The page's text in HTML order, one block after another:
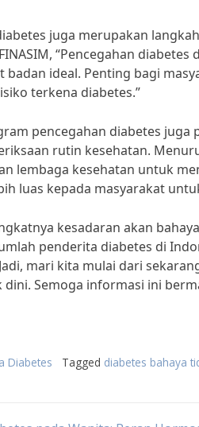
juga merupakan
“Pencegahan
badan ideal. Penting bagi
terkena diabetes.”
pencegahan diabetes
rutin kesehatan.
lembaga kesehatan untuk
luas kepada masyarakat
kesadaran akan
penderita diabetes di
mari kita mulai dari
dini. Semoga informasi ini
Diabetes Tagged diabetes bahaya